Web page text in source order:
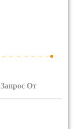
Запрос От